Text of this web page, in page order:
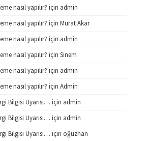
nasıl yapılır? için admin
nasıl yapılır? için Murat Akar
nasıl yapılır? için admin
nasıl yapılır? için Sinem
nasıl yapılır? için admin
nasıl yapılır? için Admin
Bilgisi Uyarısı… için admin
Bilgisi Uyarısı… için admin
Bilgisi Uyarısı… için oğuzhan